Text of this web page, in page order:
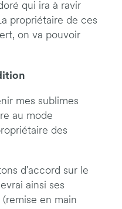
qui ira à ravir
propriétaire de ces
on va pouvoir
mes sublimes
au mode
des
d'accord sur le
ainsi ses
en main